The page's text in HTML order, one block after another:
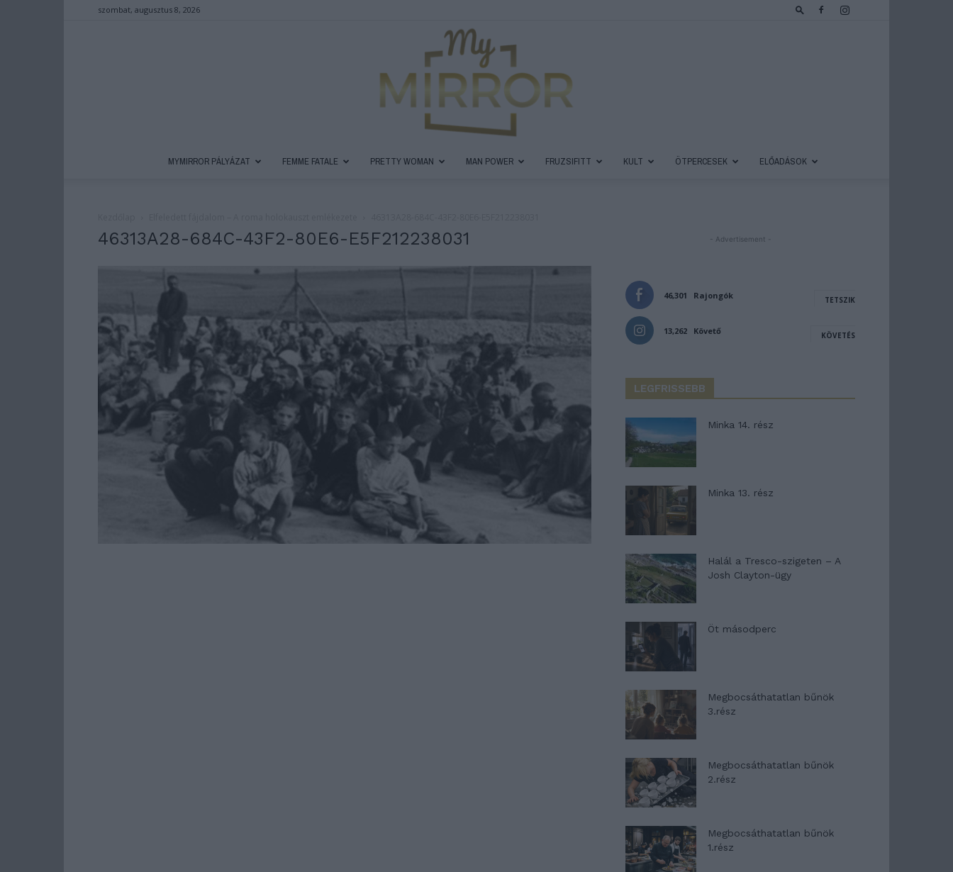
szombat, augusztus 8, 2026
MYMIRROR PÁLYÁZAT FEMME FATALE PRETTY WOMAN MAN POWER FRUZSIFITT KULT ÖTPERCESEK ELŐADÁSOK
46313A28-684C-43F2-80E6-E5F212238031 - Advertisement -
46,301 Rajongók TETSZIK
13,262 Követő KÖVETÉS
LEGFRISSEBB
Minka 14. rész
Minka 13. rész
Halál a Tresco-szigeten – A
Josh Clayton-ügy
Öt másodperc
Megbocsáthatatlan bűnök
3.rész
Megbocsáthatatlan bűnök
2.rész
Megbocsáthatatlan bűnök
1.rész